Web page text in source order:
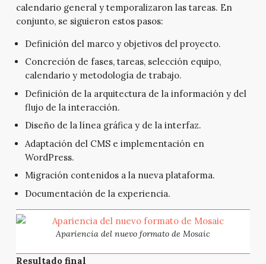
calendario general y temporalizaron las tareas. En
conjunto, se siguieron estos pasos:
Definición del marco y objetivos del proyecto.
Concreción de fases, tareas, selección equipo,
calendario y metodología de trabajo.
Definición de la arquitectura de la información y del
flujo de la interacción.
Diseño de la línea gráfica y de la interfaz.
Adaptación del CMS e implementación en
WordPress.
Migración contenidos a la nueva plataforma.
Documentación de la experiencia.
Apariencia del nuevo formato de Mosaic
Resultado final